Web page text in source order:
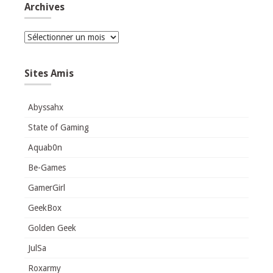
Archives
Archives
Sites Amis
Abyssahx
State of Gaming
Aquab0n
Be-Games
GamerGirl
GeekBox
Golden Geek
JulSa
Roxarmy